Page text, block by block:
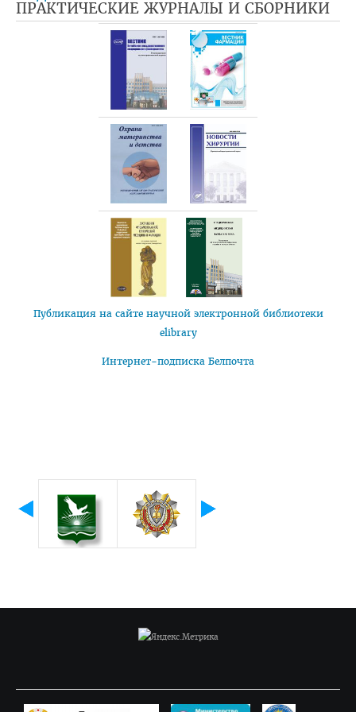
План приема на целевые места
Пункты оформления и выдачи договоров о целевой
Заказчик: Министерство здравоохранения
Заказчик: организации спорта
Заказчик: Государственный комитет судебных экспертиз
Заказчик: организации системы труда и соцзащиты
Заказчик: БелЛекоЦентр
Памятка абитуриенту 2026
Алгоритм подачи документов для целевиков
Вступительный экзамен
Карта целевика
Квоты для зачисления
Приказ о результатах
ПРАКТИЧЕСКИЕ ЖУРНАЛЫ И СБОРНИКИ
Публикация на сайте научной электронной библиотеки
elibrary
Интернет-подписка Белпочта